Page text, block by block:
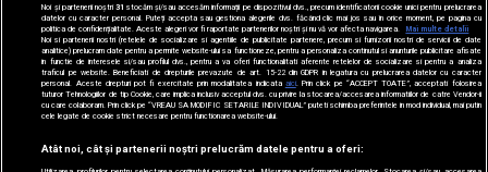
Urmărește-ne și pe
Noi și partenerii noștri31 stocăm și/sau accesăm informații pe dispozitivul dvs., precum identificatorii cookie unici pentru prelucrarea
datelor cu caracter personal. Puteți accepta sau gestiona alegerile dvs. făcând clic mai jos sau în orice moment, pe pagina cu
politica de confidențialitate. Aceste alegeri vor fi raportate partenerilor noștri și nu vă vor afecta navigarea.
Mai multe detalii
Noi si partenerii nostri (retelele de socializare si agentiile de publicitate partenere, precum si furnizorii nostri de servicii de date
analitice) prelucram date pentru a permite website-ului sa functioneze, pentru a personaliza continutul si anunturile publicitare afisate
in functie de interesele si/sau profilul dvs., pentru a va oferi functionalitati aferente retelelor de socializare si pentru a analiza
traficul pe website. Beneficiati de drepturile prevazute de art. 15-22 din GDPR in legatura cu prelucrarea datelor cu caracter
personal. Aceste drepturi pot fi exercitate prin modalitatea indicata aici. Prin click pe “ACCEPT TOATE”, acceptati folosirea
tuturor Tehnologiilor de tip Cookie, care implica inclusiv acceptul dvs. cu privire la stocarea/accesarea informatiilor de catre Vendor-ii
cu care colaboram. Prin click pe “VREAU SA MODIFIC SETARILE INDIVIDUAL” puteti schimba preferintele in mod individual, mai putin
cele legate de cookie strict necesare pentru functionarea website-ului.
Atât noi, cât și partenerii noștri prelucrăm datele pentru a oferi: